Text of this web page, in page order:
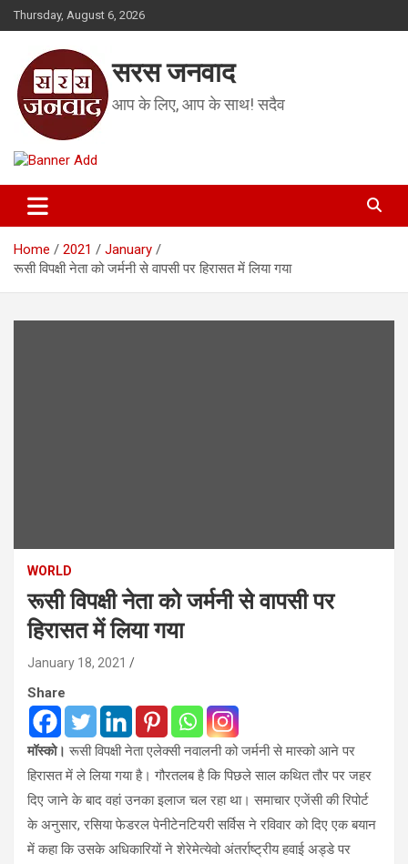
Skip
to
Thursday, August 6, 2026
सरस जनवाद
आप के लिए, आप के साथ! सदैव
Home 2021
January
रूसी विपक्षी नेता को जर्मनी से वापसी पर हिरासत में लिया गया
WORLD
रूसी विपक्षी नेता को जर्मनी से वापसी पर
हिरासत में लिया गया
January 18, 2021
Share
मॉस्को। रूसी विपक्षी नेता एलेक्सी नवालनी को जर्मनी से मास्को आने पर
हिरासत में ले लिया गया है। गौरतलब है कि पिछले साल कथित तौर पर जहर
दिए जाने के बाद वहां उनका इलाज चल रहा था। समाचार एजेंसी की रिपोर्ट
के अनुसार, रसिया फेडरल पेनीटेनटियरी सर्विस ने रविवार को दिए एक बयान
में कहा कि उसके अधिकारियों ने शेरेमेत्येवो अंतर्राष्ट्रीय हवाई अड्डे पर